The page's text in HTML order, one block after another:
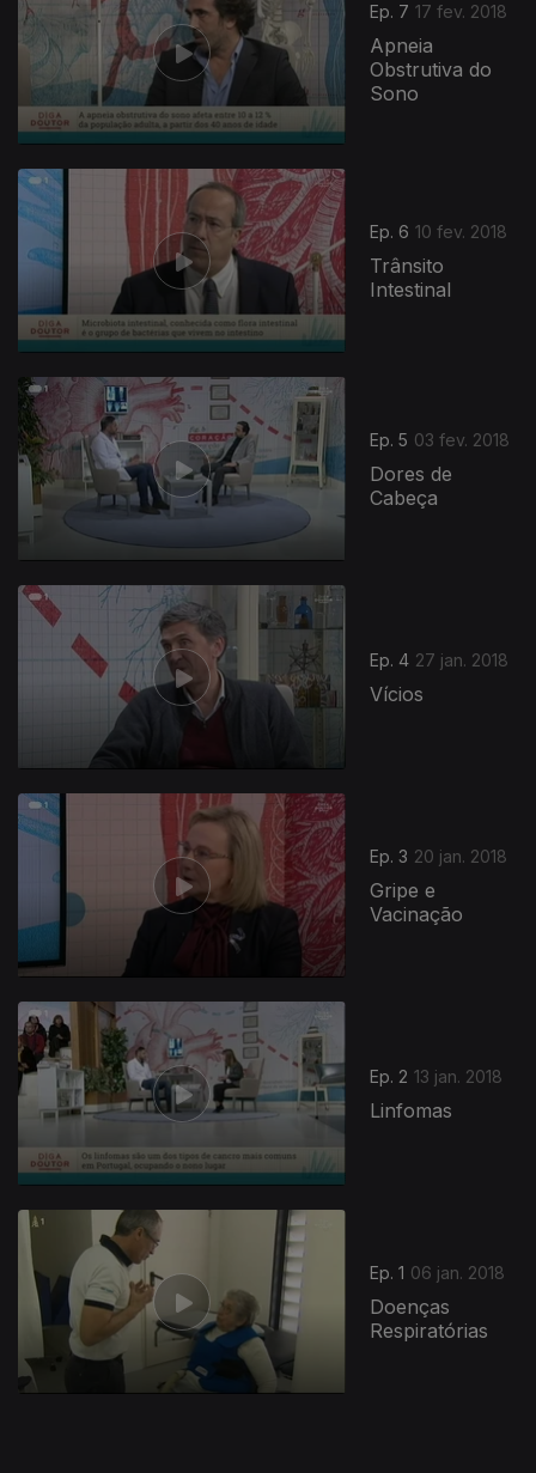
Ep. 7 17 fev. 2018
Apneia
Obstrutiva do
Sono
Ep. 6 10 fev. 2018
Trânsito
Intestinal
Ep. 5 03 fev. 2018
Dores de
Cabeça
Ep. 4 27 jan. 2018
Vícios
Ep. 3 20 jan. 2018
Gripe e
Vacinação
Ep. 2 13 jan. 2018
Linfomas
Ep. 1 06 jan. 2018
Doenças
Respiratórias
324468